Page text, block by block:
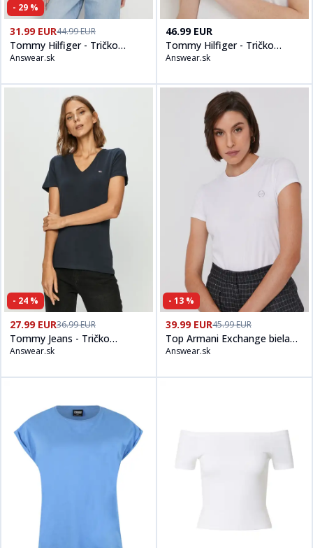
- 29 %
31.99 EUR44.99 EUR
Tommy Hilfiger - Tričko
WW0WW22043
Answear.sk
Kúpiť produtTommy Hilfiger - Tričko WW0WW22043
46.99 EUR
Tommy Hilfiger - Tričko
WW0WW24969
Answear.sk
Kúpiť produt
- 24 %
27.99 EUR36.99 EUR
Tommy Jeans - Tričko
DW0DW09197
Answear.sk
Kúpiť produtTommy Jeans - Tričko DW0DW09197na
- 13 %
39.99 EUR45.99 EUR
Top Armani Exchange biela
farba, 8NYT74 Y8C7Z NOS
Answear.sk
Kúpiť produtTop Armani